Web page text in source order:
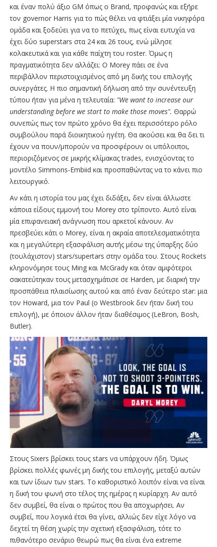
και έναν πολύ άξιο GM όπως ο Brand, προφανώς και εξήρε
τον governor Harris για το πώς θέλει να φτιάξει μία νικηφόρα
ομάδα και ξοδεύει για να το πετύχει, πως είναι ευτυχία να
έχει δύο superstars στα 24 και 26 τους, ενώ μίλησε
κολακευτικά και για κάθε παίχτη του roster. Όμως η
πραγματικότητα δεν αλλάζει: Ο Morey πάει σε ένα
περιβάλλον περιστοιχισμένος από μη δικής του επιλογής
συνεργάτες. Η πιο σημαντική δήλωση από την συνέντευξη
τύπου ήταν για μένα η τελευταία: "We want to increase our
understanding before we start to make those moves". Θαρρώ
συνεπώς πως τον πρώτο χρόνο θα έχει περισσότερο ρόλο
συμβούλου παρά διοικητικού ηγέτη. Θα ακούσει και θα δει τι
έχουν να πουν/μπορούν να προσφέρουν οι υπόλοιποι,
περιοριζόμενος σε μικρής κλίμακας trades, ενισχύοντας το
μοντέλο Simmons-Embiid και προσπαθώντας να το κάνει πιο
λειτουργικό.
Αν κάτι η ιστορία του μας έχει διδάξει, δεν είναι άλλωστε
κάποια είδους εμμονή του Morey στο τρίποντο. Αυτό είναι
μία επιφανειακή ανάγνωση που αρκετοί κάνουν. Aν
πρεσβεύει κάτι ο Morey, είναι η ακραία αποτελεσματικότητα
και η μεγαλύτερη εξασφάλιση αυτής μέσω της ύπαρξης δύο
(τουλάχιστον) stars/supertars στην ομάδα του. Στους Rockets
κληρονόμησε τους Ming και McGrady και όταν αμφότεροι
σακατεύτηκαν τους μετασχημάτισε σε Harden, με διαρκή την
προσπάθεια πλαισίωσης αυτού και από έναν δεύτερο star: μια
τον Howard, μια τον Paul (o Westbrook δεν ήταν δική του
επιλογή), με όποιον άλλον ήταν διαθέσιμος (LeBron, Bosh,
Butler).
Στους Sixers βρίσκει τους stars να υπάρχουν ήδη. Όμως
βρίσκει πολλές φωνές μη δικής του επιλογής, μεταξύ αυτών
και των ίδιων των stars. Το καθοριστικό λοιπόν είναι να είναι
η δική του φωνή στο τέλος της ημέρας η κυρίαρχη. Αν αυτό
δεν συμβεί, θα είναι ο πρώτος που θα αποχωρήσει. Αν
συμβεί, που λογικά έτσι θα γίνει, αλλιώς δεν είχε λόγο να
δεχτεί τη θέση χωρίς την σχετική εξασφάλιση, τότε το
πιθανότερο σενάριο θεωρώ πως θα είναι ένα extreme